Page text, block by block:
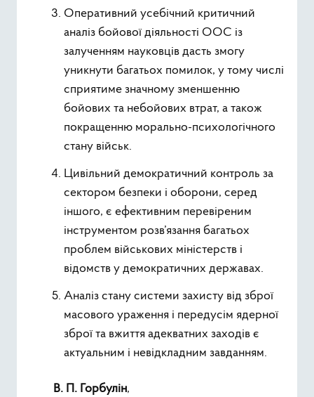
Оперативний усебічний критичний
аналіз бойової діяльності ООС із
залученням науковців дасть змогу
уникнути багатьох помилок, у тому числі
сприятиме значному зменшенню
бойових та небойових втрат, а також
покращенню морально-психологічного
стану військ.
Цивільний демократичний контроль за
сектором безпеки і оборони, серед
іншого, є ефективним перевіреним
інструментом розв’язання багатьох
проблем військових міністерств і
відомств у демократичних державах.
Аналіз стану системи захисту від зброї
масового ураження і передусім ядерної
зброї та вжиття адекватних заходів є
актуальним і невідкладним завданням.
В. П. Горбулін,